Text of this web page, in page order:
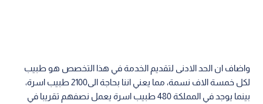
واضاف ان الحد الادنى لتقديم الخدمة في هذا التخصص هو طبيب
لكل خمسة الاف نسمة، مما يعني اننا بحاجة الى2100 طبيب اسرة،
بينما يوجد في المملكة 480 طبيب اسرة يعمل نصفهم تقريبا في